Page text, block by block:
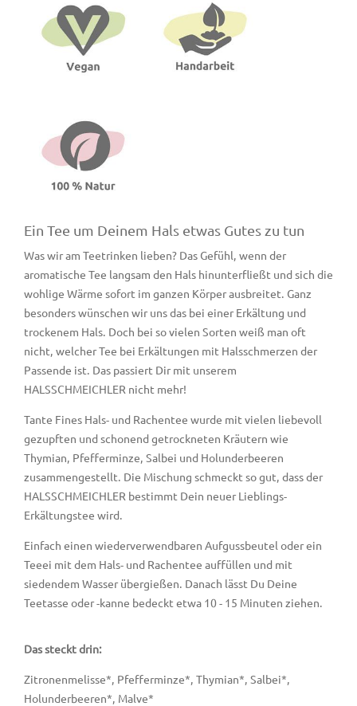
Ein Tee um Deinem Hals etwas Gutes zu tun
Was wir am Teetrinken lieben? Das Gefühl, wenn der
aromatische Tee langsam den Hals hinunterfließt und sich die
wohlige Wärme sofort im ganzen Körper ausbreitet. Ganz
besonders wünschen wir uns das bei einer Erkältung und
trockenem Hals. Doch bei so vielen Sorten weiß man oft
nicht, welcher Tee bei Erkältungen mit Halsschmerzen der
Passende ist. Das passiert Dir mit unserem
HALSSCHMEICHLER nicht mehr!
Tante Fines Hals- und Rachentee wurde mit vielen liebevoll
gezupften und schonend getrockneten Kräutern wie
Thymian, Pfefferminze, Salbei und Holunderbeeren
zusammengestellt. Die Mischung schmeckt so gut, dass der
HALSSCHMEICHLER bestimmt Dein neuer Lieblings-
Erkältungstee wird.
Einfach einen wiederverwendbaren Aufgussbeutel oder ein
Teeei mit dem Hals- und Rachentee auffüllen und mit
siedendem Wasser übergießen. Danach lässt Du Deine
Teetasse oder -kanne bedeckt etwa 10 - 15 Minuten ziehen.
Das steckt drin:
Zitronenmelisse*, Pfefferminze*, Thymian*, Salbei*,
Holunderbeeren*, Malve*